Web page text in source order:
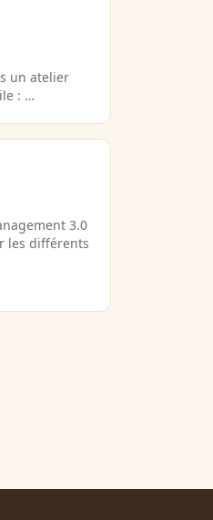
un atelier
: …
3.0
les différents